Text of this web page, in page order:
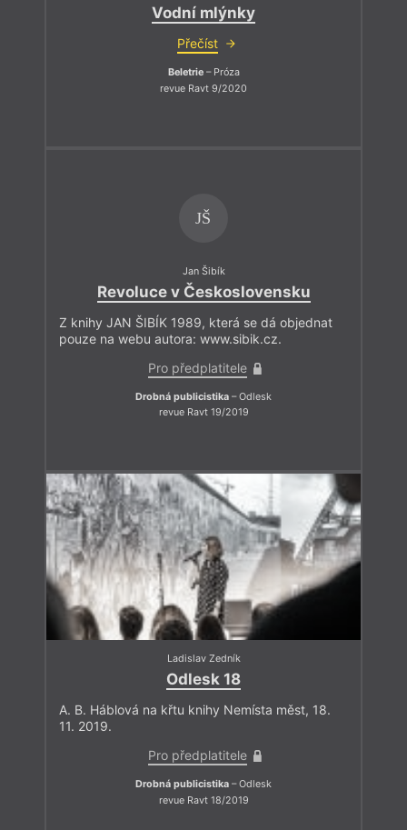
Vodní mlýnky
Přečíst
Beletrie– Próza
revue Ravt 9/2020
JŠ
Jan Šibík
Revoluce v Československu
Z knihy JAN ŠIBÍK 1989, která se dá objednat
pouze na webu autora: www.sibik.cz.
Pro předplatitele
Drobná publicistika – Odlesk
revue Ravt 19/2019
Ladislav Zedník
Odlesk 18
A. B. Háblová na křtu knihy Nemísta měst, 18.
11. 2019.
Pro předplatitele
Drobná publicistika – Odlesk
revue Ravt 18/2019